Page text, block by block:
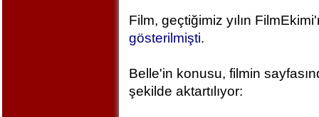
Film, geçtiğimiz yılın
gösterilmişti.
Belle'in konusu, filmin
şekilde aktartılıyor: